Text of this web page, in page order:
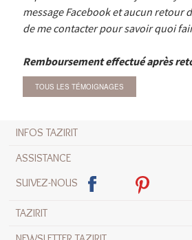
message Facebook et aucun retour
de me contacter pour savoir quoi
Remboursement effectué après
TOUS LES TÉMOIGNAGES
INFOS TAZIRIT
ASSISTANCE
SUIVEZ-NOUS
TAZIRIT